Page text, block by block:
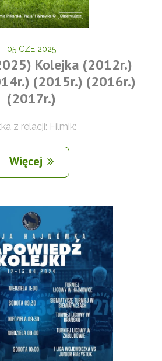
05 CZE 2025
Kolejka (2012r.)
(2015r.) (2016r.)
(2017r.)
z relacji: Filmik:
Więcej